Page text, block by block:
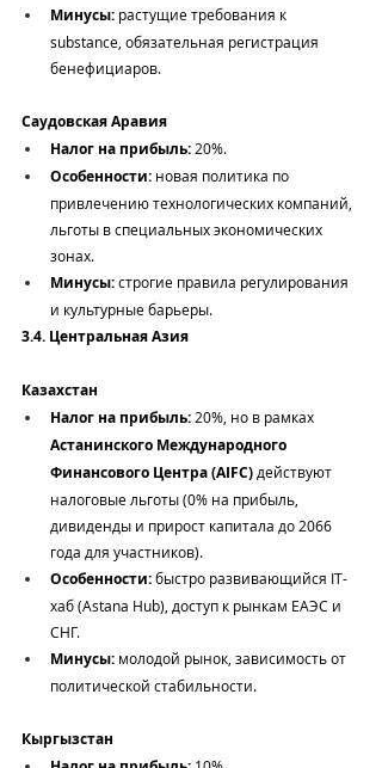
Минусы: растущие требования к
substance, обязательная регистрация
бенефициаров.
Саудовская Аравия
Налог на прибыль: 20%.
Особенности: новая политика по
привлечению технологических компаний,
льготы в специальных экономических
зонах.
Минусы: строгие правила регулирования
и культурные барьеры.
3.4. Центральная Азия
Казахстан
Налог на прибыль: 20%, но в рамках
Астанинского Международного
Финансового Центра (AIFC) действуют
налоговые льготы (0% на прибыль,
дивиденды и прирост капитала до 2066
года для участников).
Особенности: быстро развивающийся IT-
хаб (Astana Hub), доступ к рынкам ЕАЭС и
СНГ.
Минусы: молодой рынок, зависимость от
политической стабильности.
Кыргызстан